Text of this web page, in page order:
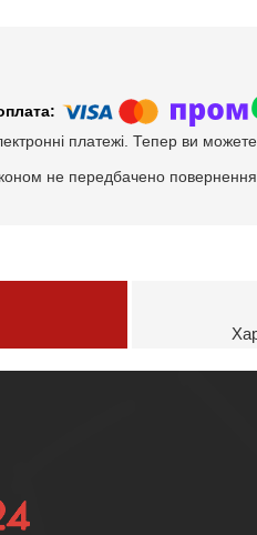
платежі. Тепер ви
не передбачено повернення